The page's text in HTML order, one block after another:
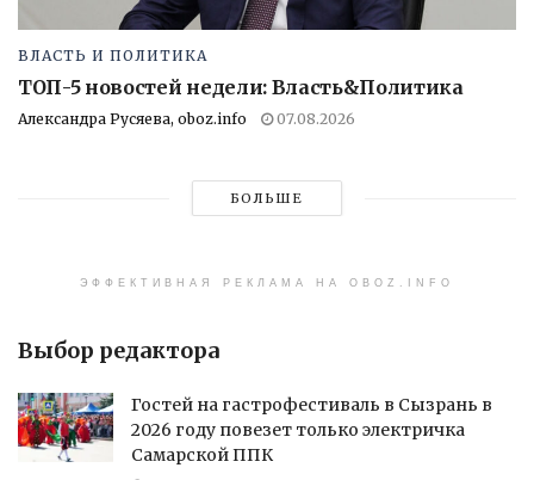
ВЛАСТЬ И ПОЛИТИКА
ТОП-5 новостей недели: Власть&Политика
Александра Русяева, oboz.info 07.08.2026
БОЛЬШЕ
ЭФФЕКТИВНАЯ РЕКЛАМА НА OBOZ.INFO
Выбор редактора
Гостей на гастрофестиваль в Сызрань в
2026 году повезет только электричка
Самарской ППК